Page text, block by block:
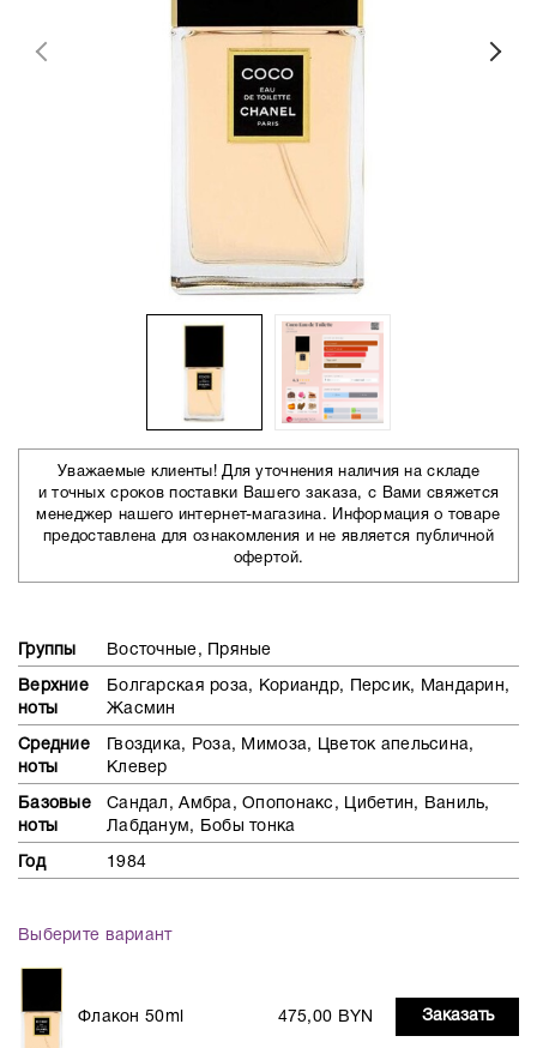
Уважаемые клиенты! Для уточнения наличия на складе
и точных сроков поставки Вашего заказа, с Вами свяжется
менеджер нашего интернет-магазина. Информация о товаре
предоставлена для ознакомления и не является публичной
офертой.
Группы Восточные, Пряные
Верхние
ноты
Болгарская роза, Кориандр, Персик, Мандарин,
Жасмин
Средние
ноты
Гвоздика, Роза, Мимоза, Цветок апельсина,
Клевер
Базовые
ноты
Сандал, Амбра, Опопонакс, Цибетин, Ваниль,
Лабданум, Бобы тонка
Год 1984
Выберите вариант
Флакон 50ml 475,00 BYN Заказать